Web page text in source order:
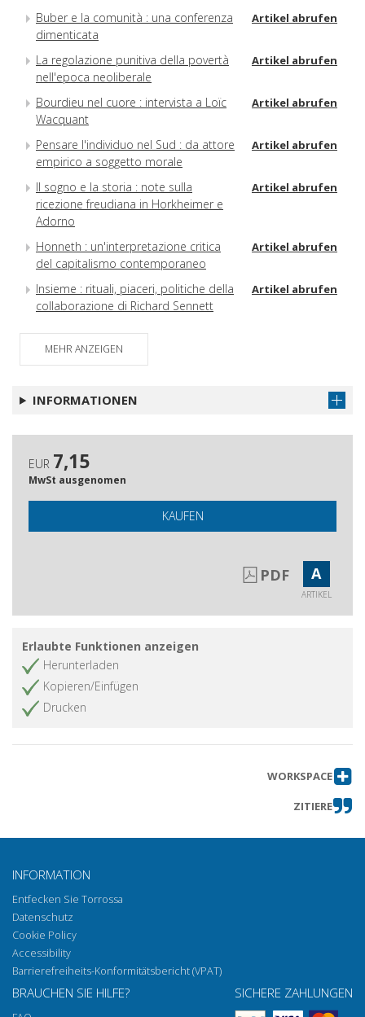
Buber e la comunità : una conferenza
dimenticata
Artikel abrufen
La regolazione punitiva della povertà
nell'epoca neoliberale
Artikel abrufen
Bourdieu nel cuore : intervista a Loïc
Wacquant
Artikel abrufen
Pensare l'individuo nel Sud : da attore
empirico a soggetto morale
Artikel abrufen
Il sogno e la storia : note sulla
ricezione freudiana in Horkheimer e
Adorno
Artikel abrufen
Honneth : un'interpretazione critica
del capitalismo contemporaneo
Artikel abrufen
Insieme : rituali, piaceri, politiche della
collaborazione di Richard Sennett
Artikel abrufen
Replica a Roberta De Monticelli
Note di lettura
MEHR ANZEIGEN
INFORMATIONEN
EUR 7,15
MwSt ausgenomen
KAUFEN
PDF A
ARTIKEL
Erlaubte Funktionen anzeigen
Herunterladen
Kopieren/Einfügen
Drucken
WORKSPACE
ZITIERE
INFORMATION
Entfecken Sie Torrossa
Datenschutz
Cookie Policy
Accessibility
Barrierefreiheits-Konformitätsbericht (VPAT)
BRAUCHEN SIE HILFE? SICHERE ZAHLUNGEN